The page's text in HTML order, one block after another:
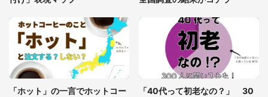
7万人驚がく 「お菓子売り場ならまだしも...」「ハ
ードル高い」
あまりにも四角すぎる猫、激写される 「これもう
座布団だろ」「食パンの耳」と1.4万人困惑
「ホット」の一言でホットコー
「40代って初老なの？」 30